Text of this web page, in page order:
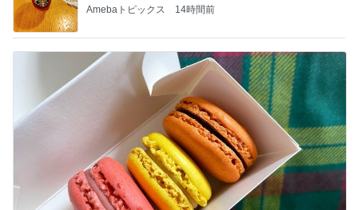
Amebaトピックス 14時間前